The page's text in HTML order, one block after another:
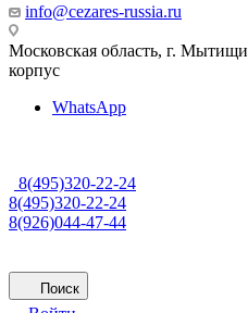
info@cezares-russia.ru
Московская область, г. Мытищи
корпус
WhatsApp
8(495)320-22-24
8(495)320-22-24
8(926)044-47-44
Поиск